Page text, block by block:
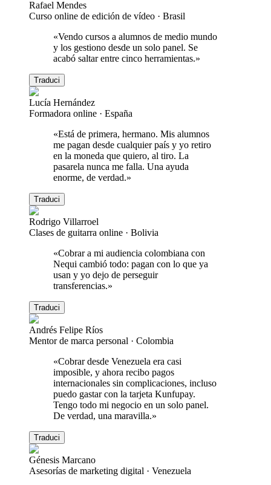
Rafael Mendes
Curso online de edición de vídeo · Brasil
«Vendo cursos a alumnos de medio mundo
y los gestiono desde un solo panel. Se
acabó saltar entre cinco herramientas.»
Traduci
Lucía Hernández
Formadora online · España
«Está de primera, hermano. Mis alumnos
me pagan desde cualquier país y yo retiro
en la moneda que quiero, al tiro. La
pasarela nunca me falla. Una ayuda
enorme, de verdad.»
Traduci
Rodrigo Villarroel
Clases de guitarra online · Bolivia
«Cobrar a mi audiencia colombiana con
Nequi cambió todo: pagan con lo que ya
usan y yo dejo de perseguir
transferencias.»
Traduci
Andrés Felipe Ríos
Mentor de marca personal · Colombia
«Cobrar desde Venezuela era casi
imposible, y ahora recibo pagos
internacionales sin complicaciones, incluso
puedo gastar con la tarjeta Kunfupay.
Tengo todo mi negocio en un solo panel.
De verdad, una maravilla.»
Traduci
Génesis Marcano
Asesorías de marketing digital · Venezuela